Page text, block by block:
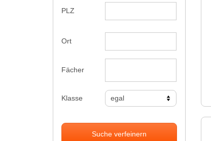
PLZ
Ort
Fächer
Klasse
Suche verfeinern